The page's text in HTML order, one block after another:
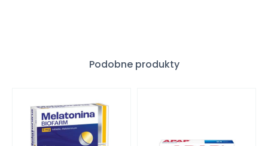
Podobne produkty